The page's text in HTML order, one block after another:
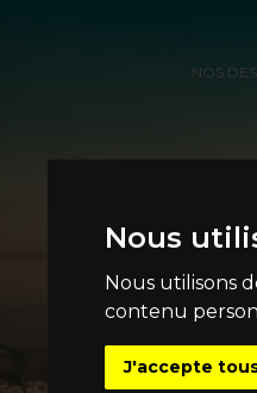
Nous
Nous utilisons
contenu
J'accepte
NOS